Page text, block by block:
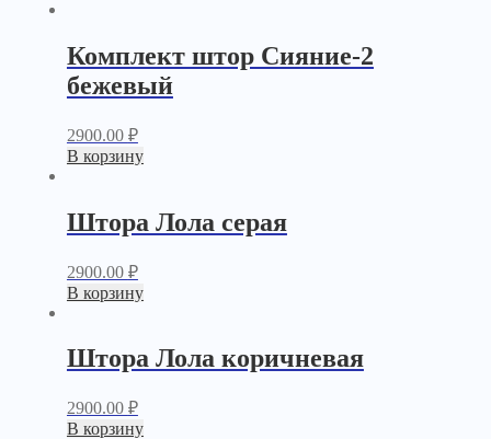
Комплект штор Сияние-2
бежевый
2900.00 ₽
В корзину
Штора Лола серая
2900.00 ₽
В корзину
Штора Лола коричневая
2900.00 ₽
В корзину